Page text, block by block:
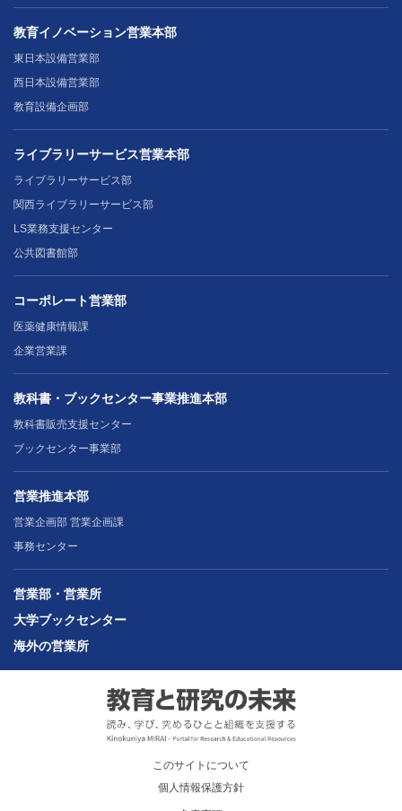
教育イノベーション営業本部
東日本設備営業部
西日本設備営業部
教育設備企画部
ライブラリーサービス営業本部
ライブラリーサービス部
関西ライブラリーサービス部
LS業務支援センター
公共図書館部
コーポレート営業部
医薬健康情報課
企業営業課
教科書・ブックセンター事業推進本部
教科書販売支援センター
ブックセンター事業部
営業推進本部
営業企画部 営業企画課
事務センター
営業部・営業所
大学ブックセンター
海外の営業所
このサイトについて
個人情報保護方針